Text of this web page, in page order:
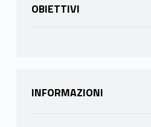
OBIETTIVI
INFORMAZIONI